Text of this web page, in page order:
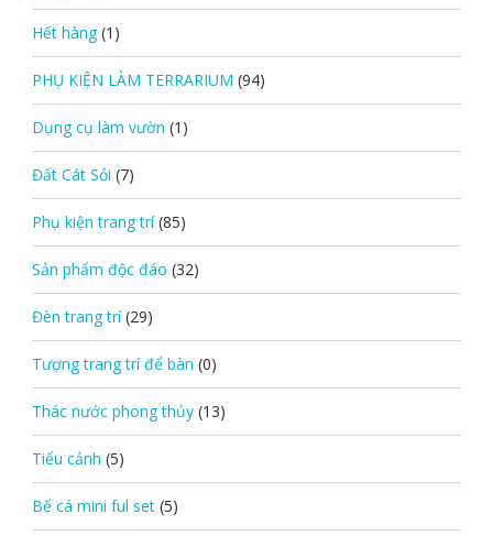
Hết hàng (1)
PHỤ KIỆN LÀM TERRARIUM (94)
Dụng cụ làm vườn (1)
Đất Cát Sỏi (7)
Phụ kiện trang trí (85)
Sản phẩm độc đáo (32)
Đèn trang trí (29)
Tượng trang trí để bàn (0)
Thác nước phong thủy (13)
Tiểu cảnh (5)
Bể cá mini ful set (5)